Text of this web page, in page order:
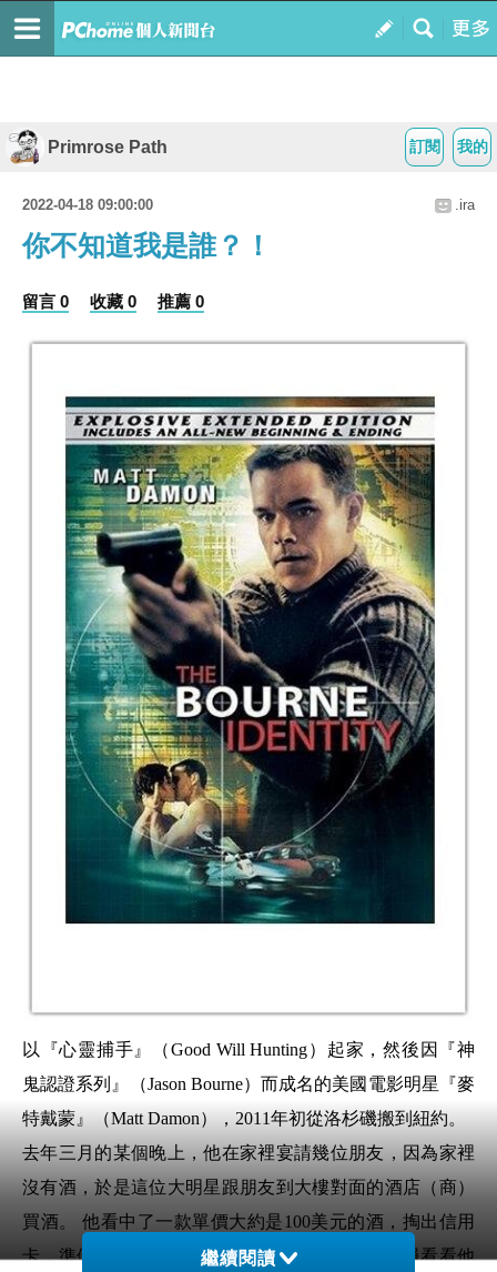
我的
訂閱
Primrose Path
2022-04-18 09:00:00 .ira
你不知道我是誰？！
留言 0 收藏 0 推薦 0
以『心靈捕手』（Good Will Hunting）起家，然後因『神
鬼認證系列』（Jason Bourne）而成名的美國電影明星『麥
特戴蒙』（Matt Damon），2011年初從洛杉磯搬到紐約。
去年三月的某個晚上，他在家裡宴請幾位朋友，因為家裡
沒有酒，於是這位大明星跟朋友到大樓對面的酒店（商）
買酒。 他看中了一款單價大約是100美元的酒，掏出信用
卡，準備買『一箱』回去跟朋友們一起享用。店員看看他
繼續閱讀